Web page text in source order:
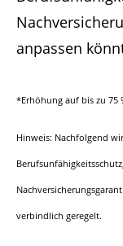
anpassen
*Erhöhung auf bis zu 75
Hinweis: Nachfolgend
verbindlich geregelt.